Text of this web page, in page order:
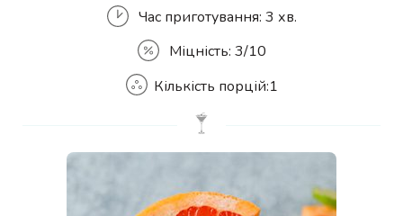
Час приготування: 3 хв.
Міцність: 3/10
Кількість порцій:1